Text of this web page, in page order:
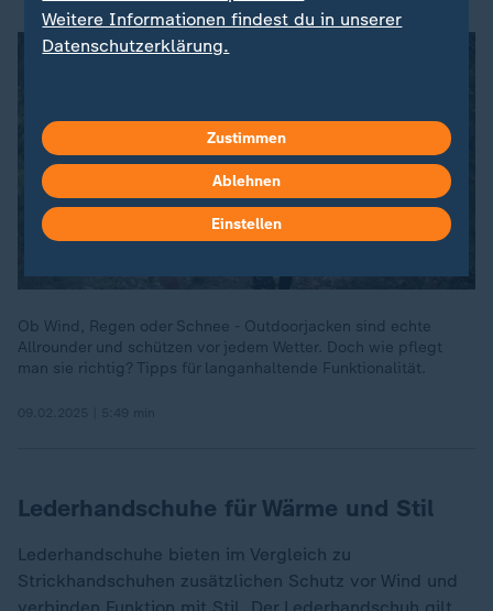
Ob Wind, Regen oder Schnee - Outdoorjacken sind echte
Allrounder und schützen vor jedem Wetter. Doch wie pflegt
man sie richtig? Tipps für langanhaltende Funktionalität.
Lederhandschuhe für Wärme und Stil
Lederhandschuhe bieten im Vergleich zu
Strickhandschuhen zusätzlichen Schutz vor Wind und
Weitere Informationen findest du in unserer
Datenschutzerklärung.
Zustimmen
Ablehnen
Einstellen